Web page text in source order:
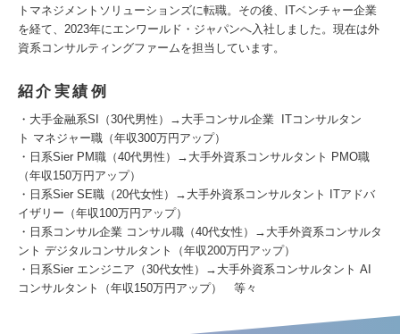
トマネジメントソリューションズに転職。その後、ITベンチャー企業
を経て、2023年にエンワールド・ジャパンへ入社しました。現在は外
資系コンサルティングファームを担当しています。
紹介実績例
・大手金融系SI（30代男性）→大手コンサル企業 ITコンサルタン
ト マネジャー職（年収300万円アップ）
・日系Sier PM職（40代男性）→大手外資系コンサルタント PMO職
（年収150万円アップ）
・日系Sier SE職（20代女性）→大手外資系コンサルタント ITアドバ
イザリー（年収100万円アップ）
・日系コンサル企業 コンサル職（40代女性）→大手外資系コンサルタ
ント デジタルコンサルタント（年収200万円アップ）
・日系Sier エンジニア（30代女性）→大手外資系コンサルタント AI
コンサルタント（年収150万円アップ） 等々